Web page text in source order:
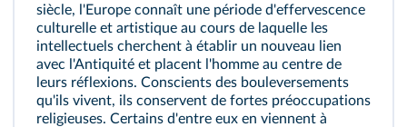
siècle, l'Europe connaît une période d'effervescence
culturelle et artistique au cours de laquelle les
intellectuels cherchent à établir un nouveau lien
avec l'Antiquité et placent l'homme au centre de
leurs réflexions. Conscients des bouleversements
qu'ils vivent, ils conservent de fortes préoccupations
religieuses. Certains d'entre eux en viennent à